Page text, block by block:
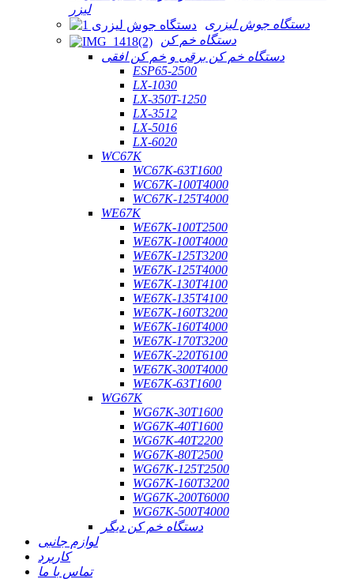
لیزر
دستگاه جوش لیزری
دستگاه خم کن
دستگاه خم کن برقی و خم کن افقی
ESP65-2500
LX-1030
LX-350T-1250
LX-3512
LX-5016
LX-6020
WC67K
WC67K-63T1600
WC67K-100T4000
WC67K-125T4000
WE67K
WE67K-100T2500
WE67K-100T4000
WE67K-125T3200
WE67K-125T4000
WE67K-130T4100
WE67K-135T4100
WE67K-160T3200
WE67K-160T4000
WE67K-170T3200
WE67K-220T6100
WE67K-300T4000
WE67K-63T1600
WG67K
WG67K-30T1600
WG67K-40T1600
WG67K-40T2200
WG67K-80T2500
WG67K-125T2500
WG67K-160T3200
WG67K-200T6000
WG67K-500T4000
دستگاه خم کن دیگر
لوازم جانبی
کاربرد
تماس با ما